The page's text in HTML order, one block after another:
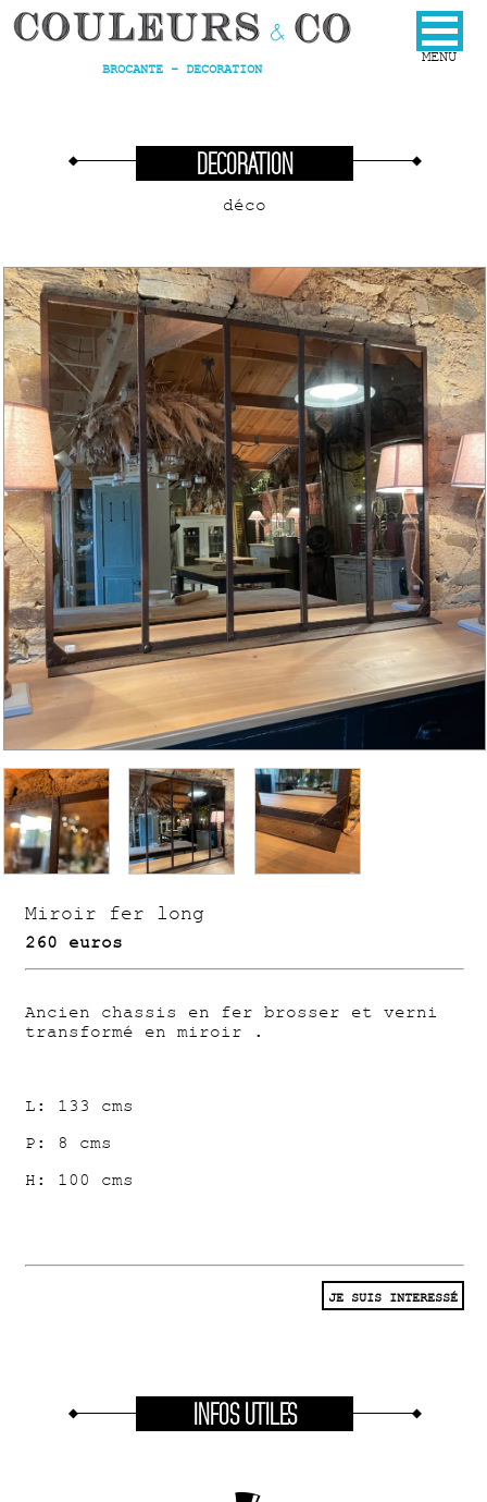
BROCANTE - DECORATION
DECORATION
déco
Miroir fer long
260 euros
Ancien chassis en fer brosser et verni
transformé en miroir .
L: 133 cms
P: 8 cms
H: 100 cms
JE SUIS INTERESSÉ
INFOS UTILES